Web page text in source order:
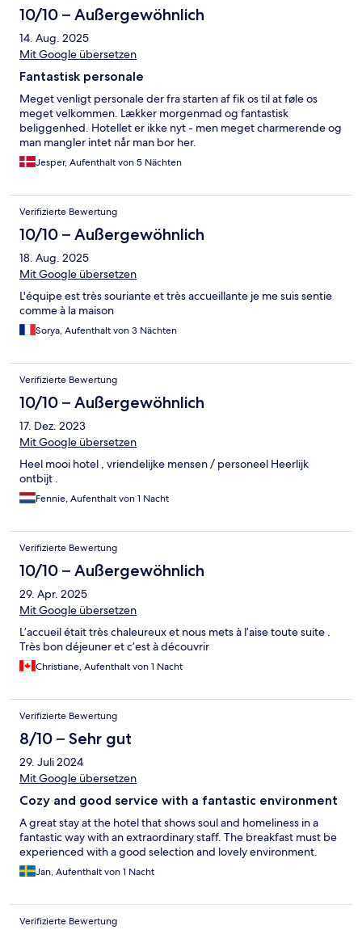
10/10 – Außergewöhnlich
14. Aug. 2025
Mit Google übersetzen
Fantastisk personale
Meget venligt personale der fra starten af fik os til at føle os
meget velkommen. Lækker morgenmad og fantastisk
beliggenhed. Hotellet er ikke nyt - men meget charmerende og
man mangler intet når man bor her.
Jesper, Aufenthalt von 5 Nächten
Verifizierte Bewertung
10/10 – Außergewöhnlich
18. Aug. 2025
Mit Google übersetzen
L'équipe est très souriante et très accueillante je me suis sentie
comme à la maison
Sorya, Aufenthalt von 3 Nächten
Verifizierte Bewertung
10/10 – Außergewöhnlich
17. Dez. 2023
Mit Google übersetzen
Heel mooi hotel , vriendelijke mensen / personeel Heerlijk
ontbijt .
Fennie, Aufenthalt von 1 Nacht
Verifizierte Bewertung
10/10 – Außergewöhnlich
29. Apr. 2025
Mit Google übersetzen
L’accueil était très chaleureux et nous mets à l’aise toute suite .
Très bon déjeuner et c’est à découvrir
Christiane, Aufenthalt von 1 Nacht
Verifizierte Bewertung
8/10 – Sehr gut
29. Juli 2024
Mit Google übersetzen
Cozy and good service with a fantastic environment
A great stay at the hotel that shows soul and homeliness in a
fantastic way with an extraordinary staff. The breakfast must be
experienced with a good selection and lovely environment.
Jan, Aufenthalt von 1 Nacht
Verifizierte Bewertung